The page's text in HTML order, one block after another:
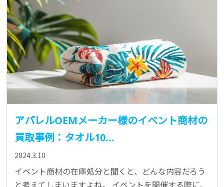
アパレルOEMメーカー様のイベント商材の
買取事例：タオル10…
2024.3.10
イベント商材の在庫処分と聞くと、どんな内容だろう